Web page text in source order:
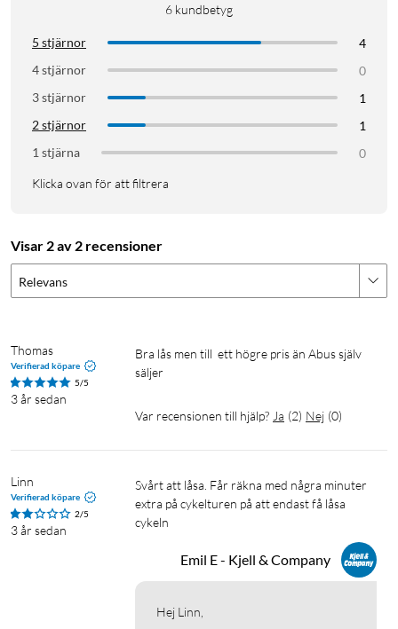
6 kundbetyg
5 stjärnor
4
4 stjärnor
0
3 stjärnor
1
2 stjärnor
1
1 stjärna
0
Klicka ovan för att filtrera
Visar 2 av 2 recensioner
Relevans
Thomas
Verifierad köpare
5/5
3 år sedan
Bra lås men till  ett högre pris än Abus själv
säljer
Var recensionen till hjälp? Ja (2) Nej (0)
Linn
Verifierad köpare
2/5
3 år sedan
Svårt att låsa. Får räkna med några minuter
extra på cykelturen på att endast få låsa
cykeln
Emil E - Kjell & Company
Hej Linn,